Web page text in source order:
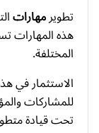
تطويرمهارات
هذه المهارات
المختلفة.
الاستثمار في
للمشاركات
تحت قيادة